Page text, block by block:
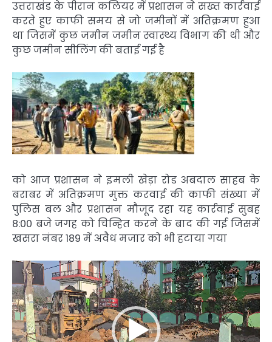
उत्तराखंड के पीरान कलियर में प्रशासन ने सख्त कार्रवाई
करते हुए काफी समय से जो जमीनों में अतिक्रमण हुआ
था जिसमें कुछ जमीन जमीन स्वास्थ्य विभाग की थी और
कुछ जमीन सीलिंग की बताई गई है
को आज प्रशासन ने इमली खेड़ा रोड अबदाल साहब के
बराबर में अतिक्रमण मुक्त करवाई की काफी संख्या में
पुलिस बल और प्रशासन मौजूद रहा यह कार्रवाई सुबह
8:00 बजे जगह को चिन्हित करने के बाद की गई जिसमें
खसरा नंबर 189 में अवैध मजार को भी हटाया गया
Video
Player